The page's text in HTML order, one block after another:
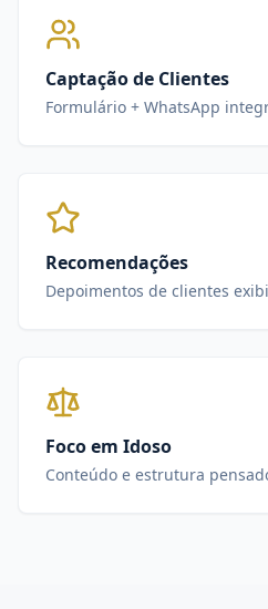
Captação de Clientes
Formulário + WhatsApp
Recomendações
Depoimentos de clientes
Foco em Idoso
Conteúdo e estrutura